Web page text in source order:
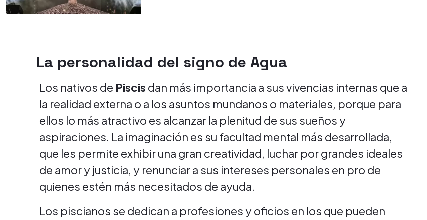
La personalidad del signo de Agua
Los nativos de Piscis dan más importancia a sus vivencias internas que a
la realidad externa o a los asuntos mundanos o materiales, porque para
ellos lo más atractivo es alcanzar la plenitud de sus sueños y
aspiraciones. La imaginación es su facultad mental más desarrollada,
que les permite exhibir una gran creatividad, luchar por grandes ideales
de amor y justicia, y renunciar a sus intereses personales en pro de
quienes estén más necesitados de ayuda.
Los piscianos se dedican a profesiones y oficios en los que pueden